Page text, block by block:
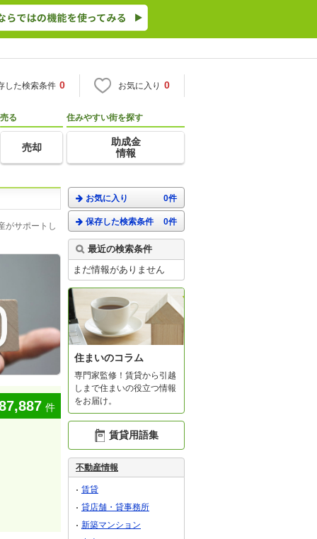
した検索条件 0 お気に入り 0
売る
売却
住みやすい街を探す
助成金
情報
がサポートし
件
お気に入り 0件
保存した検索条件 0件
最近の検索条件
まだ情報がありません
住まいのコラム
専門家監修！賃貸から引越
しまで住まいの役立つ情報
をお届け。
賃貸用語集
不動産情報
賃貸
貸店舗・貸事務所
新築マンション